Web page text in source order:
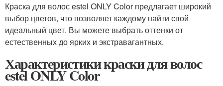
Краска для волос estel ONLY Color предлагает широкий
выбор цветов, что позволяет каждому найти свой
идеальный цвет. Вы можете выбрать оттенки от
естественных до ярких и экстравагантных.
Характеристики краски для волос
estel ONLY Color